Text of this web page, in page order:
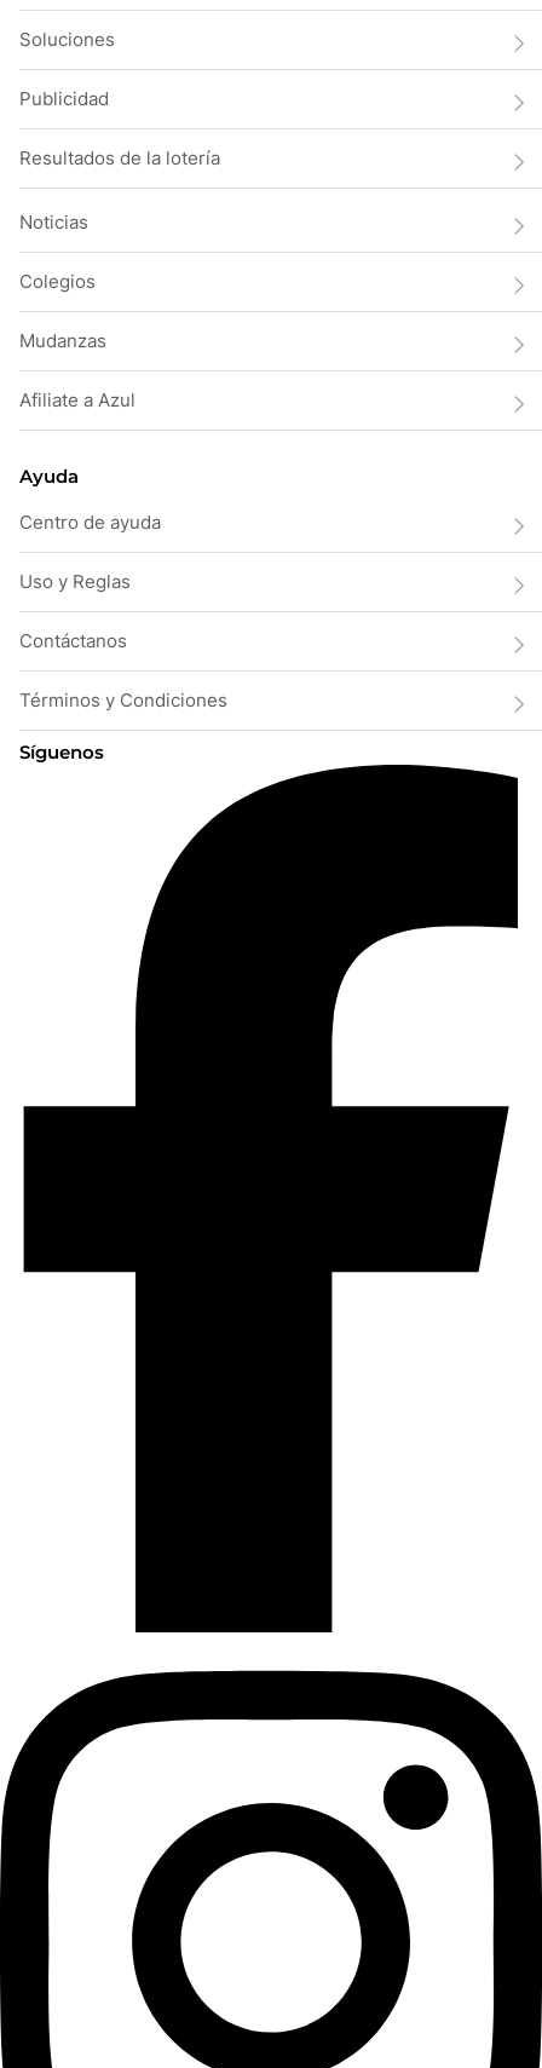
Soluciones
Publicidad
Resultados de la lotería
Noticias
Colegios
Mudanzas
Afiliate a Azul
Ayuda
Centro de ayuda
Uso y Reglas
Contáctanos
Términos y Condiciones
Síguenos